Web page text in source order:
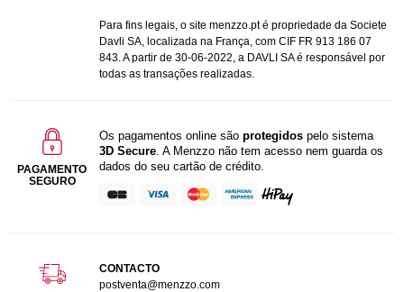
Para fins legais, o site menzzo.pt é propriedade da Societe
Davli SA, localizada na França, com CIF FR 913 186 07
843. A partir de 30-06-2022, a DAVLI SA é responsável por
todas as transações realizadas.
PAGAMENTO
SEGURO
Os pagamentos online são protegidos pelo sistema
3D Secure . A Menzzo não tem acesso nem guarda os
dados do seu cartão de crédito.
CONTACTO
postventa@menzzo.com